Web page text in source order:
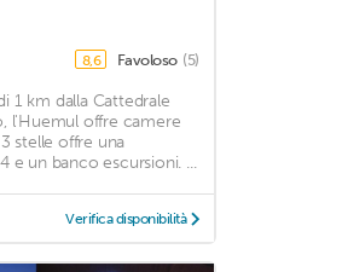
8,6 Favoloso (5)
1 km dalla Cattedrale
l'Huemul offre camere
stelle offre una
e un banco escursioni. ...
Verifica disponibilità